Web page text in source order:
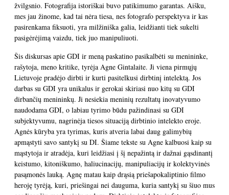
žvilgsnio. Fotografija istoriškai buvo patikimumo garantas. Aišku,
mes jau žinome, kad tai nėra tiesa, nes fotografo perspektyva ir kas
pasirenkama fiksuoti, yra milžiniška galia, leidžianti tiek sukelti
pasigėrėjimą vaizdu, tiek juo manipuliuoti.
Šis diskursas apie GDI ir meną paskatino pasikalbėti su menininke,
rašytoja, meno kritike, tyrėja Agne Gintalaite. Ji viena pirmųjų
Lietuvoje pradėjo dirbti ir kurti pasitelkusi dirbtinį intelektą. Jos
darbas su GDI yra unikalus ir gerokai skiriasi nuo kitų su GDI
dirbančių menininkų. Ji nesiekia meninių rezultatų inovatyvumo
naudodama GDI, o labiau tyrimo būdu pažindinasi su GDI
subjektyvumu, nagrinėja tiesos situaciją dirbtinio intelekto eroje.
Agnės kūryba yra tyrimas, kuris atveria labai daug galimybių
apmąstyti savo santykį su DI. Šiame tekste su Agne kalbuosi kaip su
mąstytoja ir atradėja, kuri leidžiasi į šį nepažintą ir dažnai gąsdinantį
keistumo, kitoniškumo, haliucinacijų, manipuliacijų ir kolektyvinės
pasąmonės lauką. Agnę matau kaip drąsią priešapokaliptinio filmo
heroję tyrėją, kuri, priešingai nei dauguma, kuria santykį su šiuo mus